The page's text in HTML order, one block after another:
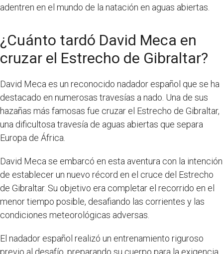
adentren en el mundo de la natación en aguas abiertas.
¿Cuánto tardó David Meca en
cruzar el Estrecho de Gibraltar?
David Meca es un reconocido nadador español que se ha
destacado en numerosas travesías a nado. Una de sus
hazañas más famosas fue cruzar el Estrecho de Gibraltar,
una dificultosa travesía de aguas abiertas que separa
Europa de África.
David Meca se embarcó en esta aventura con la intención
de establecer un nuevo récord en el cruce del Estrecho
de Gibraltar. Su objetivo era completar el recorrido en el
menor tiempo posible, desafiando las corrientes y las
condiciones meteorológicas adversas.
El nadador español realizó un entrenamiento riguroso
previo al desafío, preparando su cuerpo para la exigencia